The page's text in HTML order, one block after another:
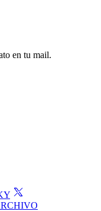
en tu mail.